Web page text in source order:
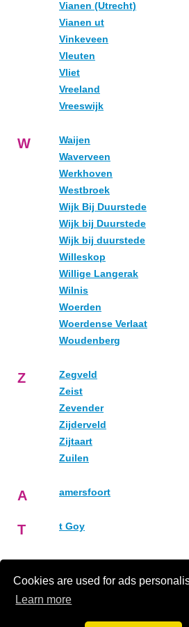
Cookies are used for ads
Learn more
Vianen (Utrecht)
Vianen ut
Vinkeveen
Vleuten
Vliet
Vreeland
Vreeswijk
W
Waijen
Waverveen
Werkhoven
Westbroek
Wijk Bij Duurstede
Wijk bij Duurstede
Wijk bij duurstede
Willeskop
Willige Langerak
Wilnis
Woerden
Woerdense Verlaat
Woudenberg
Z
Zegveld
Zeist
Zevender
Zijderveld
Zijtaart
Zuilen
A amersfoort
T t Goy
Links